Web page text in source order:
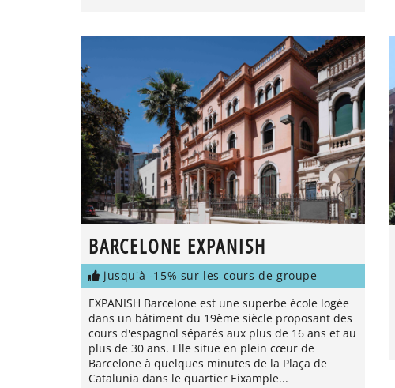
BARCELONE EXPANISH
jusqu'à -15% sur les cours de groupe
EXPANISH Barcelone est une superbe école logée
dans un bâtiment du 19ème siècle proposant des
cours d'espagnol séparés aux plus de 16 ans et au
plus de 30 ans. Elle situe en plein cœur de
Barcelone à quelques minutes de la Plaça de
Catalunia dans le quartier Eixample...